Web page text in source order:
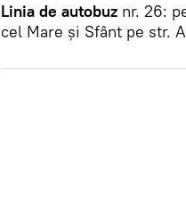
Linia de autobuz nr. 26:
cel Mare și Sfânt pe str.